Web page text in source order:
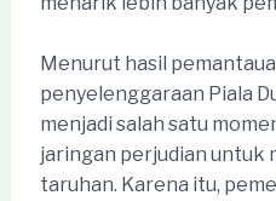
Menurut hasil
penyelenggaraan Piala
menjadi salah satu
jaringan perjudian
taruhan. Karena itu,